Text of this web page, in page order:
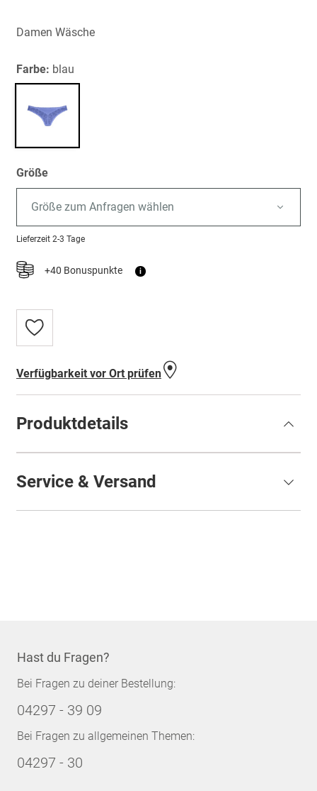
springen
Damen Wäsche
Farbe: blau
Größe
Größe zum Anfragen wählen
Lieferzeit 2-3 Tage
+40 Bonuspunkte i
Zur
Wunschliste
Verfügbarkeit vor Ort prüfen
Produktdetails
Service & Versand
Hast du Fragen?
Bei Fragen zu deiner Bestellung:
04297 - 39 09
Bei Fragen zu allgemeinen Themen:
04297 - 30